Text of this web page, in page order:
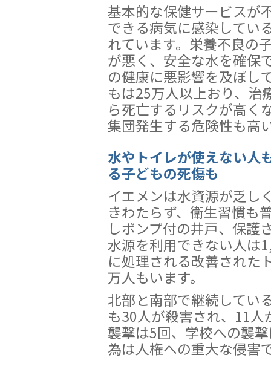
基本的な保健サービスが
できる病気に感染してい
れています。栄養不良の
が悪く、安全な水を確保
の健康に悪影響を及ぼし
もは25万人以上おり、治
ら死亡するリスクが高く
集団発生する危険性も高
水やトイレが使えない人
る子どもの死傷も
イエメンは水資源が乏し
きわたらず、衛生習慣も
しポンプ付の井戸、保護
水源を利用できない人は
に処理される改善された
万人もいます。
北部と南部で継続してい
も30人が殺害され、11
襲撃は5回、学校への襲
為は人権への重大な侵害